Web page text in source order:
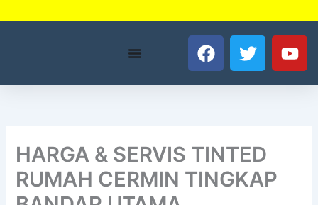
to
F
a
o
k
T
w
r
Y
o
HARGA & SERVIS TINTED
RUMAH CERMIN TINGKAP